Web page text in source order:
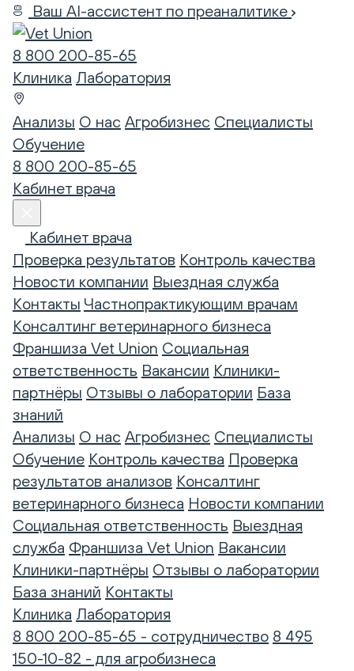
Ваш AI-ассистент по преаналитике
8 800 200-85-65
Клиника Лаборатория
Анализы О нас Агробизнес Специалисты
Обучение
8 800 200-85-65
Кабинет врача
Кабинет врача
Проверка результатов Контроль качества
Новости компании Выездная служба
Контакты Частнопрактикующим врачам
Консалтинг ветеринарного бизнеса
Франшиза Vet Union Социальная
ответственность Вакансии Клиники-
партнёры Отзывы о лаборатории База
знаний
Анализы О нас Агробизнес Специалисты
Обучение Контроль качества Проверка
результатов анализов Консалтинг
ветеринарного бизнеса Новости компании
Социальная ответственность Выездная
служба Франшиза Vet Union Вакансии
Клиники-партнёры Отзывы о лаборатории
База знаний Контакты
Клиника Лаборатория
8 800 200-85-65 - сотрудничество 8 495
150-10-82 - для агробизнеса